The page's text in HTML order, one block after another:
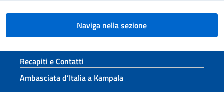
Naviga nella sezione
Sezione footer
Recapiti e Contatti
Ambasciata d’Italia a Kampala